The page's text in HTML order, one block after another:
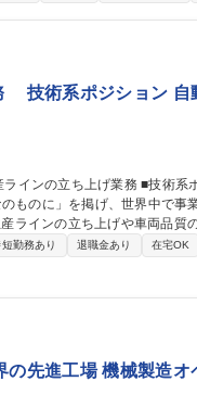
技術系ポジション 自
ものに」を掲げ、世界中で事
インの立ち上げや車両品質の
ラム作成やシミュレーション
上げる最終工程を担うポジシ
みにおける寸法や公差の調整 ■
大阪】新車生産ライ
勤務あり 退職金あり 在宅OK
先進工場 機械製造オ